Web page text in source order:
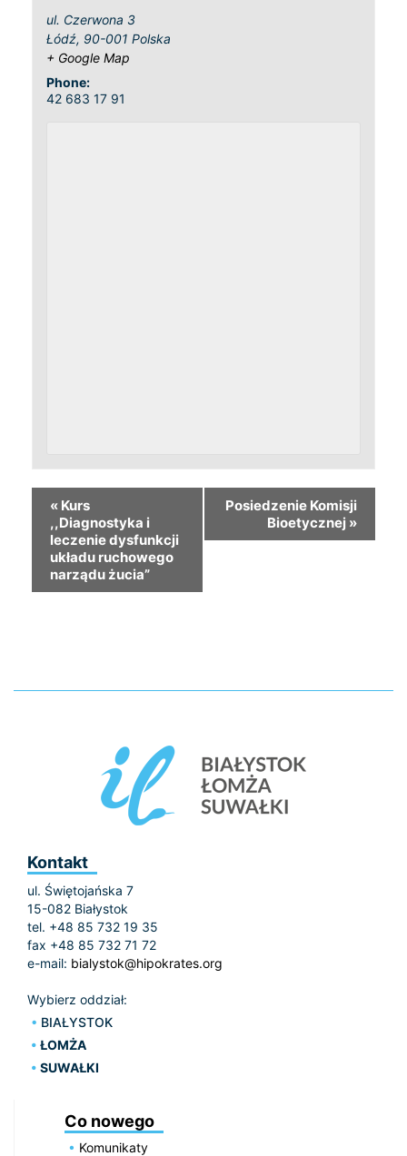
ul. Czerwona 3
Łódź, 90-001 Polska
+ Google Map
Phone:
42 683 17 91
« Kurs
,,Diagnostyka i
leczenie dysfunkcji
układu ruchowego
narządu żucia”
Posiedzenie Komisji
Bioetycznej »
Kontakt
ul. Świętojańska 7
15-082 Białystok
tel. +48 85 732 19 35
fax +48 85 732 71 72
e-mail: bialystok@hipokrates.org
Wybierz oddział:
BIAŁYSTOK
ŁOMŻA
SUWAŁKI
Co nowego
Komunikaty